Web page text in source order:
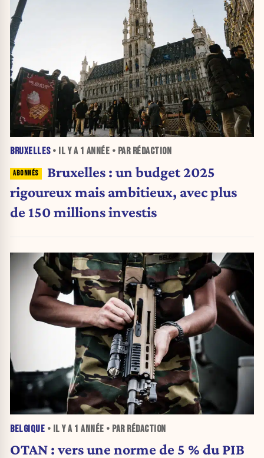
BRUXELLES• IL Y A 1 ANNÉE • PAR RÉDACTION
Bruxelles : un budget 2025
rigoureux mais ambitieux, avec plus
de 150 millions investis
BELGIQUE • IL Y A 1 ANNÉE • PAR RÉDACTION
OTAN : vers une norme de 5 % du PIB